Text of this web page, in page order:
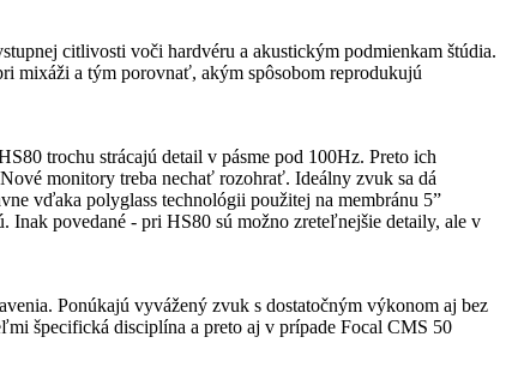
citlivosti voči hardvéru a akustickým podmienkam štúdia.
mixáži a tým porovnať, akým spôsobom reprodukujú
trochu strácajú detail v pásme pod 100Hz. Preto ich
monitory treba nechať rozohrať. Ideálny zvuk sa dá
vďaka polyglass technológii použitej na membránu 5”
Inak povedané - pri HS80 sú možno zreteľnejšie detaily, ale v
Ponúkajú vyvážený zvuk s dostatočným výkonom aj bez
špecifická disciplína a preto aj v prípade Focal CMS 50